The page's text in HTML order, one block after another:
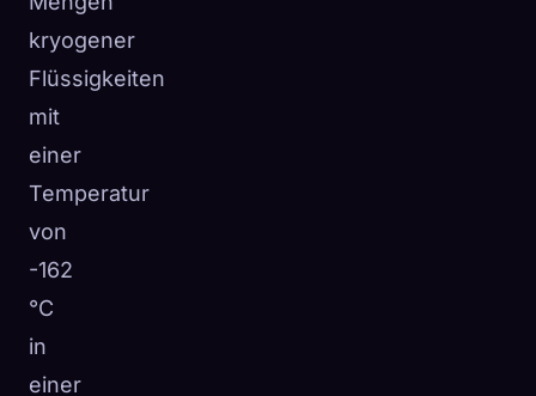
kryogener
Flüssigkeiten
mit
einer
Temperatur
von
-162
°C
in
einer